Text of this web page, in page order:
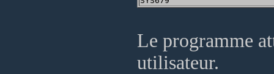
Le programme
utilisateur.